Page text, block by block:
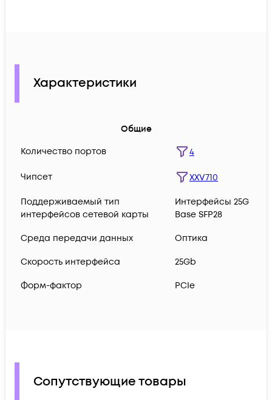
Характеристики
Общие
Количество портов
4
Чипсет XXV710
Поддерживаемый тип
интерфейсов сетевой карты
Интерфейсы 25G
Base SFP28
Среда передачи данных Оптика
Скорость интерфейса 25Gb
Форм-фактор PCIe
Сопутствующие товары